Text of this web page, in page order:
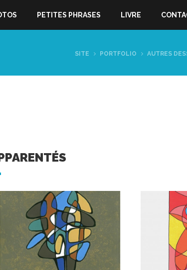
PETITES PHRASES LIVRE
SITE PORTFOLIO AUTRES